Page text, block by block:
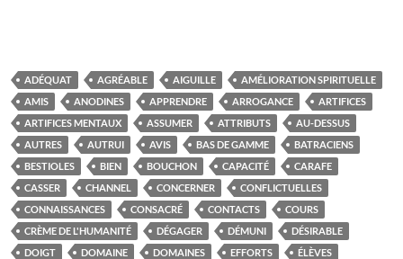
ADÉQUAT AGRÉABLE AIGUILLE
AMÉLIORATION SPIRITUELLE
AMIS
ANODINES APPRENDRE ARROGANCE
ARTIFICES
ARTIFICES MENTAUX
ASSUMER ATTRIBUTS
AU-DESSUS
AUTRES
AUTRUI AVIS BAS DE GAMME
BATRACIENS
BESTIOLES
BIEN BOUCHON CAPACITÉ
CARAFE
CASSER
CHANNEL CONCERNER
CONFLICTUELLES
CONNAISSANCES
CONSACRÉ CONTACTS
COURS
CRÈME DE L'HUMANITÉ
DÉGAGER DÉMUNI
DÉSIRABLE
DOIGT
DOMAINE DOMAINES EFFORTS
ÉLÈVES